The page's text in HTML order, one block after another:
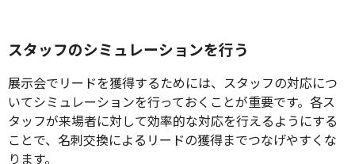
スタッフのシミュレーションを行う
展示会でリードを獲得するためには、スタッフの対応につ
いてシミュレーションを行っておくことが重要です。各ス
タッフが来場者に対して効率的な対応を行えるようにする
ことで、名刺交換によるリードの獲得までつなげやすくな
ります。